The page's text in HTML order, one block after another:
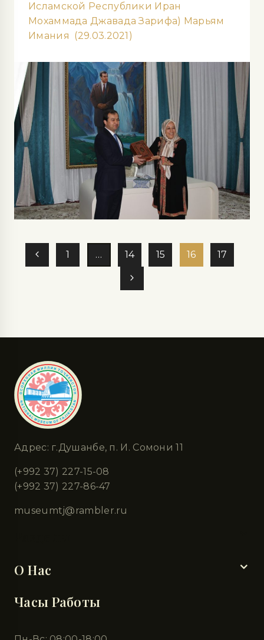
Исламской Республики Иран
Мохаммада Джавада Зарифа) Марьям
Имания (29.03.2021)
1 … 14 15 16 17
Адрес: г.Душанбе, п. И. Сомони 11
(+992 37) 227-15-08
(+992 37) 227-86-47
museumtj@rambler.ru
О Нас
Часы Работы